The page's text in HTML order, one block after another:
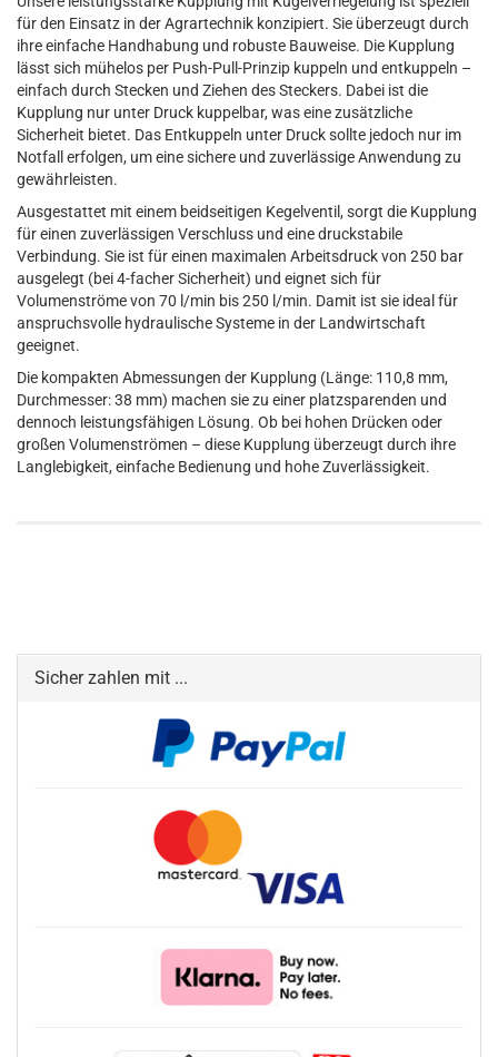
für den Einsatz in der Agrartechnik konzipiert. Sie überzeugt durch
ihre einfache Handhabung und robuste Bauweise. Die Kupplung
lässt sich mühelos per Push-Pull-Prinzip kuppeln und entkuppeln –
einfach durch Stecken und Ziehen des Steckers. Dabei ist die
Kupplung nur unter Druck kuppelbar, was eine zusätzliche
Sicherheit bietet. Das Entkuppeln unter Druck sollte jedoch nur im
Notfall erfolgen, um eine sichere und zuverlässige Anwendung zu
gewährleisten.
Ausgestattet mit einem beidseitigen Kegelventil, sorgt die Kupplung
für einen zuverlässigen Verschluss und eine druckstabile
Verbindung. Sie ist für einen maximalen Arbeitsdruck von 250 bar
ausgelegt (bei 4-facher Sicherheit) und eignet sich für
Volumenströme von 70 l/min bis 250 l/min. Damit ist sie ideal für
anspruchsvolle hydraulische Systeme in der Landwirtschaft
geeignet.
Die kompakten Abmessungen der Kupplung (Länge: 110,8 mm,
Durchmesser: 38 mm) machen sie zu einer platzsparenden und
dennoch leistungsfähigen Lösung. Ob bei hohen Drücken oder
großen Volumenströmen – diese Kupplung überzeugt durch ihre
Langlebigkeit, einfache Bedienung und hohe Zuverlässigkeit.
Sicher zahlen mit ...